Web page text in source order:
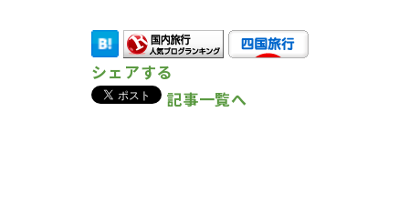
シェアする
記事一覧へ